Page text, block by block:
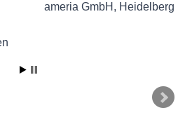
ameria GmbH
Heidelberg